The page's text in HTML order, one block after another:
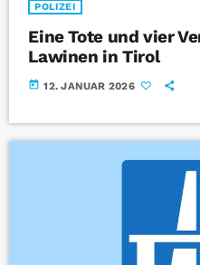
POLIZEI
Eine Tote und vier
Lawinen in Tirol
today 12. JANUAR 2026